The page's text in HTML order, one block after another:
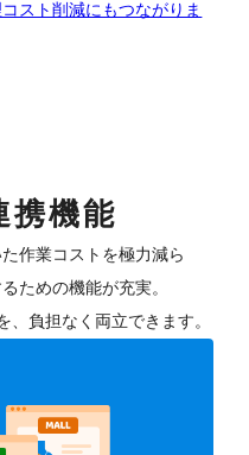
スト削減にもつながりま
携機能
作業コストを極力減ら
ための機能が充実。
、負担なく両立できます。